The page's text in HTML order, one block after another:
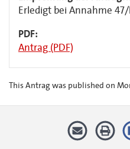
Erledigt bei Annahme
PDF:
Antrag (PDF)
This Antrag was published on